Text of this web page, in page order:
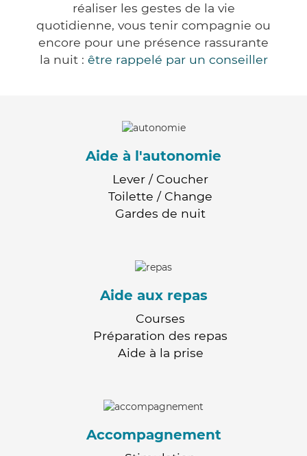
réaliser les gestes de la vie
quotidienne, vous tenir compagnie ou
encore pour une présence rassurante
la nuit : être rappelé par un conseiller
Aide à l'autonomie
Lever / Coucher
Toilette / Change
Gardes de nuit
Aide aux repas
Courses
Préparation des repas
Aide à la prise
Accompagnement